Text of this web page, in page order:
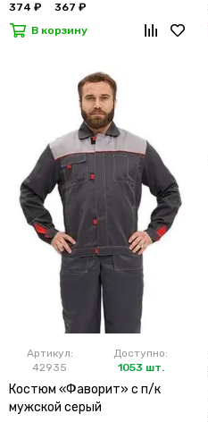
374 ₽
367 ₽
В корзину
Артикул:
42935
Доступно:
1053 шт.
Костюм «Фаворит» с п/к
мужской серый